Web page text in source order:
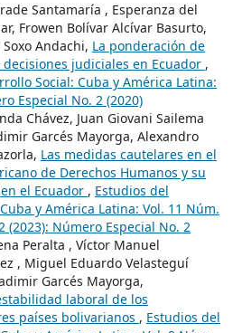
Santamaría , Esperanza del
Frowen Bolívar Alcívar Basurto,
Andachi, La ponderación de
judiciales en Ecuador ,
Social: Cuba y América Latina:
Especial No. 2 (2020)
Chávez, Juan Giovani Sailema
Garcés Mayorga, Alexandro
Las medidas cautelares en el
de Derechos Humanos y su
el Ecuador , Estudios del
y América Latina: Vol. 11 Núm.
(2023): Número Especial No. 2
Peralta , Víctor Manuel
, Miguel Eduardo Velasteguí
Garcés Mayorga,
laboral de los
países bolivarianos , Estudios del